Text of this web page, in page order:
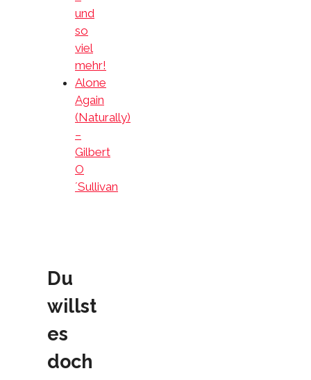
und
so
viel
mehr!
Alone
Again
(Naturally)
–
Gilbert
O
´Sullivan
Du
willst
es
doch